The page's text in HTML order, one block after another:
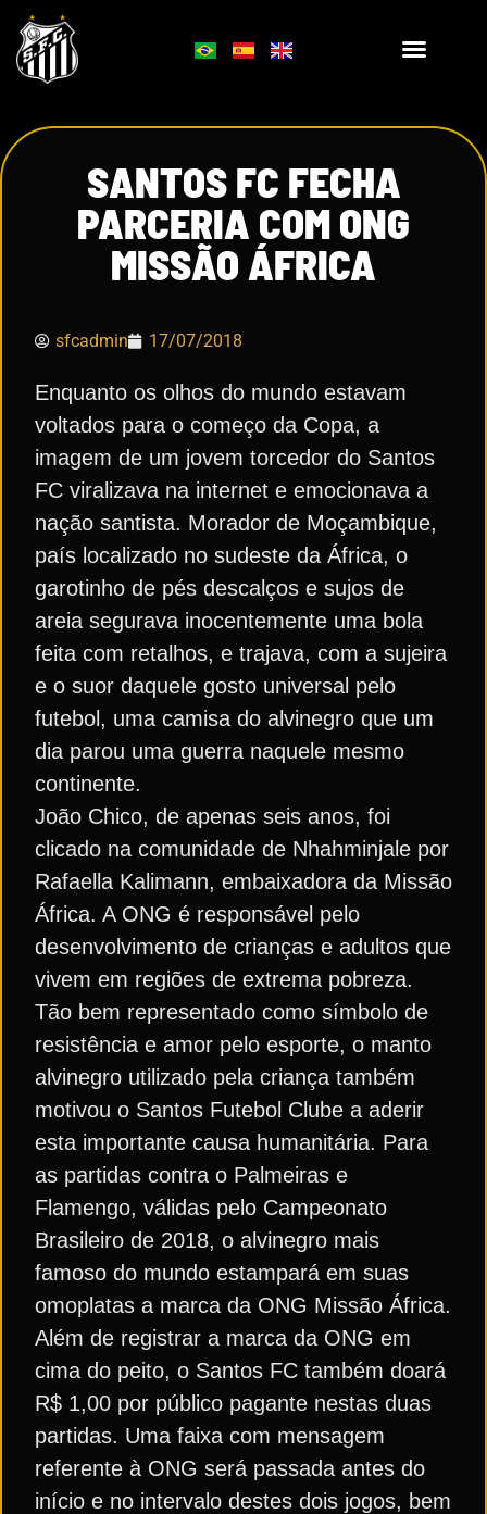
SANTOS FC FECHA
PARCERIA COM ONG
MISSÃO ÁFRICA
sfcadmin 17/07/2018
Enquanto os olhos do mundo estavam
voltados para o começo da Copa, a
imagem de um jovem torcedor do Santos
FC viralizava na internet e emocionava a
nação santista. Morador de Moçambique,
país localizado no sudeste da África, o
garotinho de pés descalços e sujos de
areia segurava inocentemente uma bola
feita com retalhos, e trajava, com a sujeira
e o suor daquele gosto universal pelo
futebol, uma camisa do alvinegro que um
dia parou uma guerra naquele mesmo
continente.
João Chico, de apenas seis anos, foi
clicado na comunidade de Nhahminjale por
Rafaella Kalimann, embaixadora da Missão
África. A ONG é responsável pelo
desenvolvimento de crianças e adultos que
vivem em regiões de extrema pobreza.
Tão bem representado como símbolo de
resistência e amor pelo esporte, o manto
alvinegro utilizado pela criança também
motivou o Santos Futebol Clube a aderir
esta importante causa humanitária. Para
as partidas contra o Palmeiras e
Flamengo, válidas pelo Campeonato
Brasileiro de 2018, o alvinegro mais
famoso do mundo estampará em suas
omoplatas a marca da ONG Missão África.
Além de registrar a marca da ONG em
cima do peito, o Santos FC também doará
R$ 1,00 por público pagante nestas duas
partidas. Uma faixa com mensagem
referente à ONG será passada antes do
início e no intervalo destes dois jogos, bem